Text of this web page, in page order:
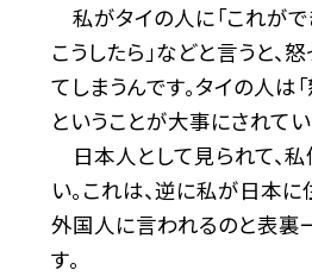
私がタイの人に「これがで
こうしたら」などと言うと、
てしまうんです。タイの人は「
ということが大事にされてい
日本人として見られて、
い。これは、逆に私が日本に
外国人に言われるのと表裏
す。